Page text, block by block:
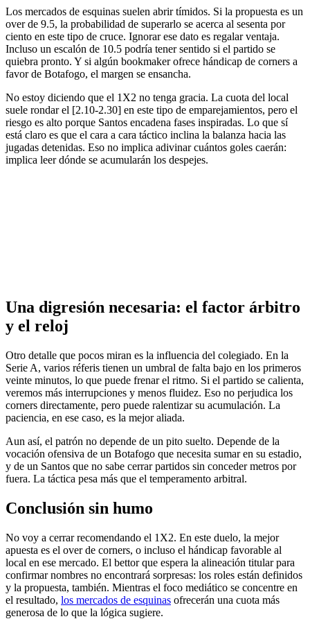
Los mercados de esquinas suelen abrir tímidos. Si la propuesta es un
over de 9.5, la probabilidad de superarlo se acerca al sesenta por
ciento en este tipo de cruce. Ignorar ese dato es regalar ventaja.
Incluso un escalón de 10.5 podría tener sentido si el partido se
quiebra pronto. Y si algún bookmaker ofrece hándicap de corners a
favor de Botafogo, el margen se ensancha.
No estoy diciendo que el 1X2 no tenga gracia. La cuota del local
suele rondar el [2.10-2.30] en este tipo de emparejamientos, pero el
riesgo es alto porque Santos encadena fases inspiradas. Lo que sí
está claro es que el cara a cara táctico inclina la balanza hacia las
jugadas detenidas. Eso no implica adivinar cuántos goles caerán:
implica leer dónde se acumularán los despejes.
Una digresión necesaria: el factor árbitro
y el reloj
Otro detalle que pocos miran es la influencia del colegiado. En la
Serie A, varios réferis tienen un umbral de falta bajo en los primeros
veinte minutos, lo que puede frenar el ritmo. Si el partido se calienta,
veremos más interrupciones y menos fluidez. Eso no perjudica los
corners directamente, pero puede ralentizar su acumulación. La
paciencia, en ese caso, es la mejor aliada.
Aun así, el patrón no depende de un pito suelto. Depende de la
vocación ofensiva de un Botafogo que necesita sumar en su estadio,
y de un Santos que no sabe cerrar partidos sin conceder metros por
fuera. La táctica pesa más que el temperamento arbitral.
Conclusión sin humo
No voy a cerrar recomendando el 1X2. En este duelo, la mejor
apuesta es el over de corners, o incluso el hándicap favorable al
local en ese mercado. El bettor que espera la alineación titular para
confirmar nombres no encontrará sorpresas: los roles están definidos
y la propuesta, también. Mientras el foco mediático se concentre en
el resultado, los mercados de esquinas ofrecerán una cuota más
generosa de lo que la lógica sugiere.